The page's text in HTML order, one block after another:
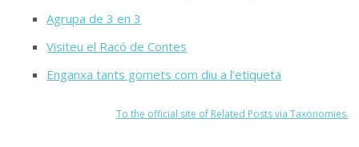
Agrupa de 3 en 3
Visiteu el Racó de Contes
Enganxa tants gomets com diu a l’etiqueta
To the official site of Related Posts via Taxonomies.